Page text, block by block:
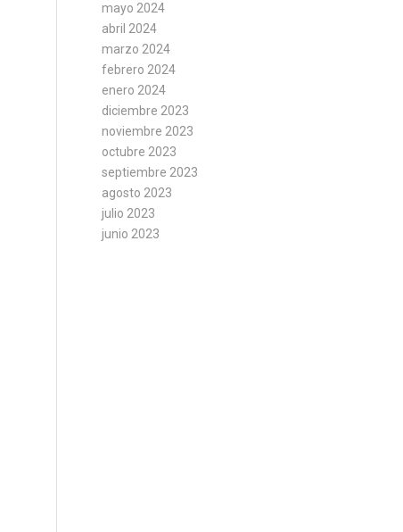
mayo 2024
abril 2024
marzo 2024
febrero 2024
enero 2024
diciembre 2023
noviembre 2023
octubre 2023
septiembre 2023
agosto 2023
julio 2023
junio 2023